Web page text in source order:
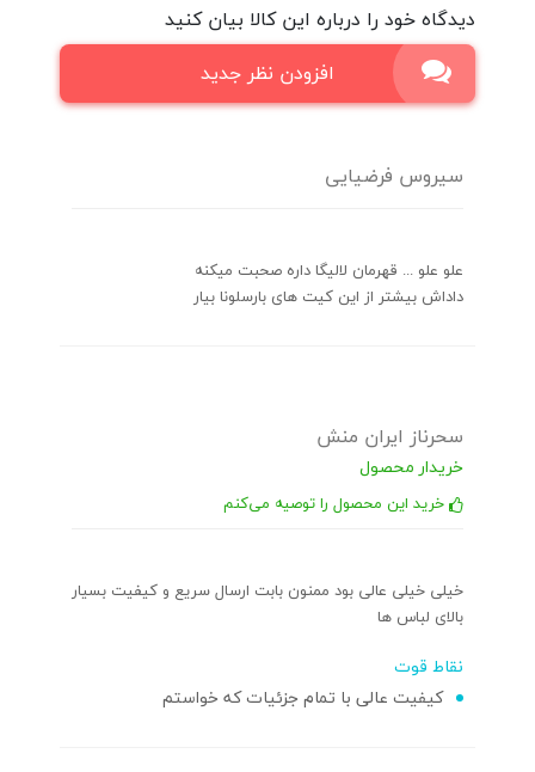
دیدگاه خود را درباره این کالا بیان کنید
افزودن نظر جدید
سیروس فرضیایی
علو علو ... قهرمان لالیگا داره صحبت میکنه
داداش بیشتر از این کیت های بارسلونا بیار
سحرناز ایران منش
خریدار محصول
خرید این محصول را توصیه می‌کنم
خیلی خیلی عالی بود ممنون بابت ارسال سریع و کیفیت بسیار
بالای لباس ها
نقاط قوت
کیفیت عالی با تمام جزئیات که خواستم